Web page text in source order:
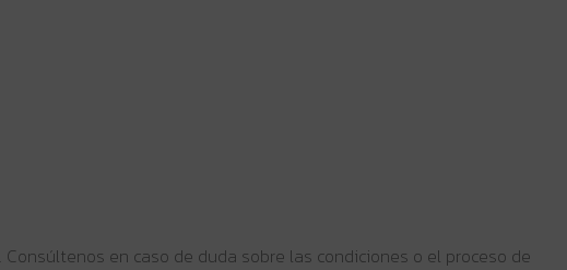
. Consúltenos en caso de duda sobre las condiciones o el proceso de